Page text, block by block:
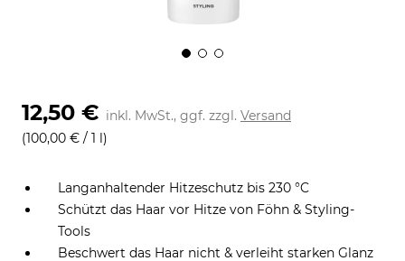
12,50 € inkl. MwSt., ggf. zzgl. Versand
(100,00 € / 1 l)
Langanhaltender Hitzeschutz bis 230 °C
Schützt das Haar vor Hitze von Föhn & Styling-
Tools
Beschwert das Haar nicht & verleiht starken Glanz